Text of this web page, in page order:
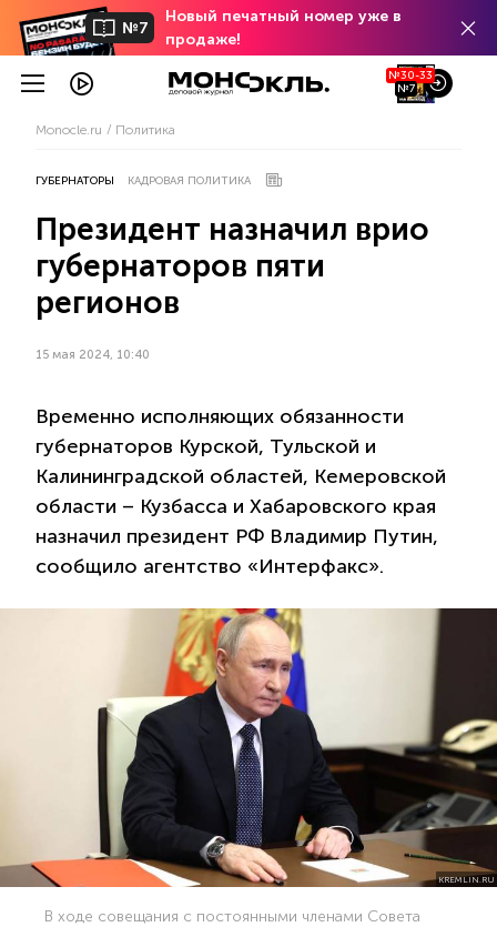
№7
Новый печатный номер уже в
продаже!
№30-33
№7
Monocle.ru Политика
ГУБЕРНАТОРЫ КАДРОВАЯ ПОЛИТИКА
Президент назначил врио
губернаторов пяти
регионов
15 мая 2024, 10:40
Временно исполняющих обязанности
губернаторов Курской, Тульской и
Калининградской областей, Кемеровской
области – Кузбасса и Хабаровского края
назначил президент РФ Владимир Путин,
сообщило агентство «Интерфакс».
KREMLIN.RU
В ходе совещания с постоянными членами Совета